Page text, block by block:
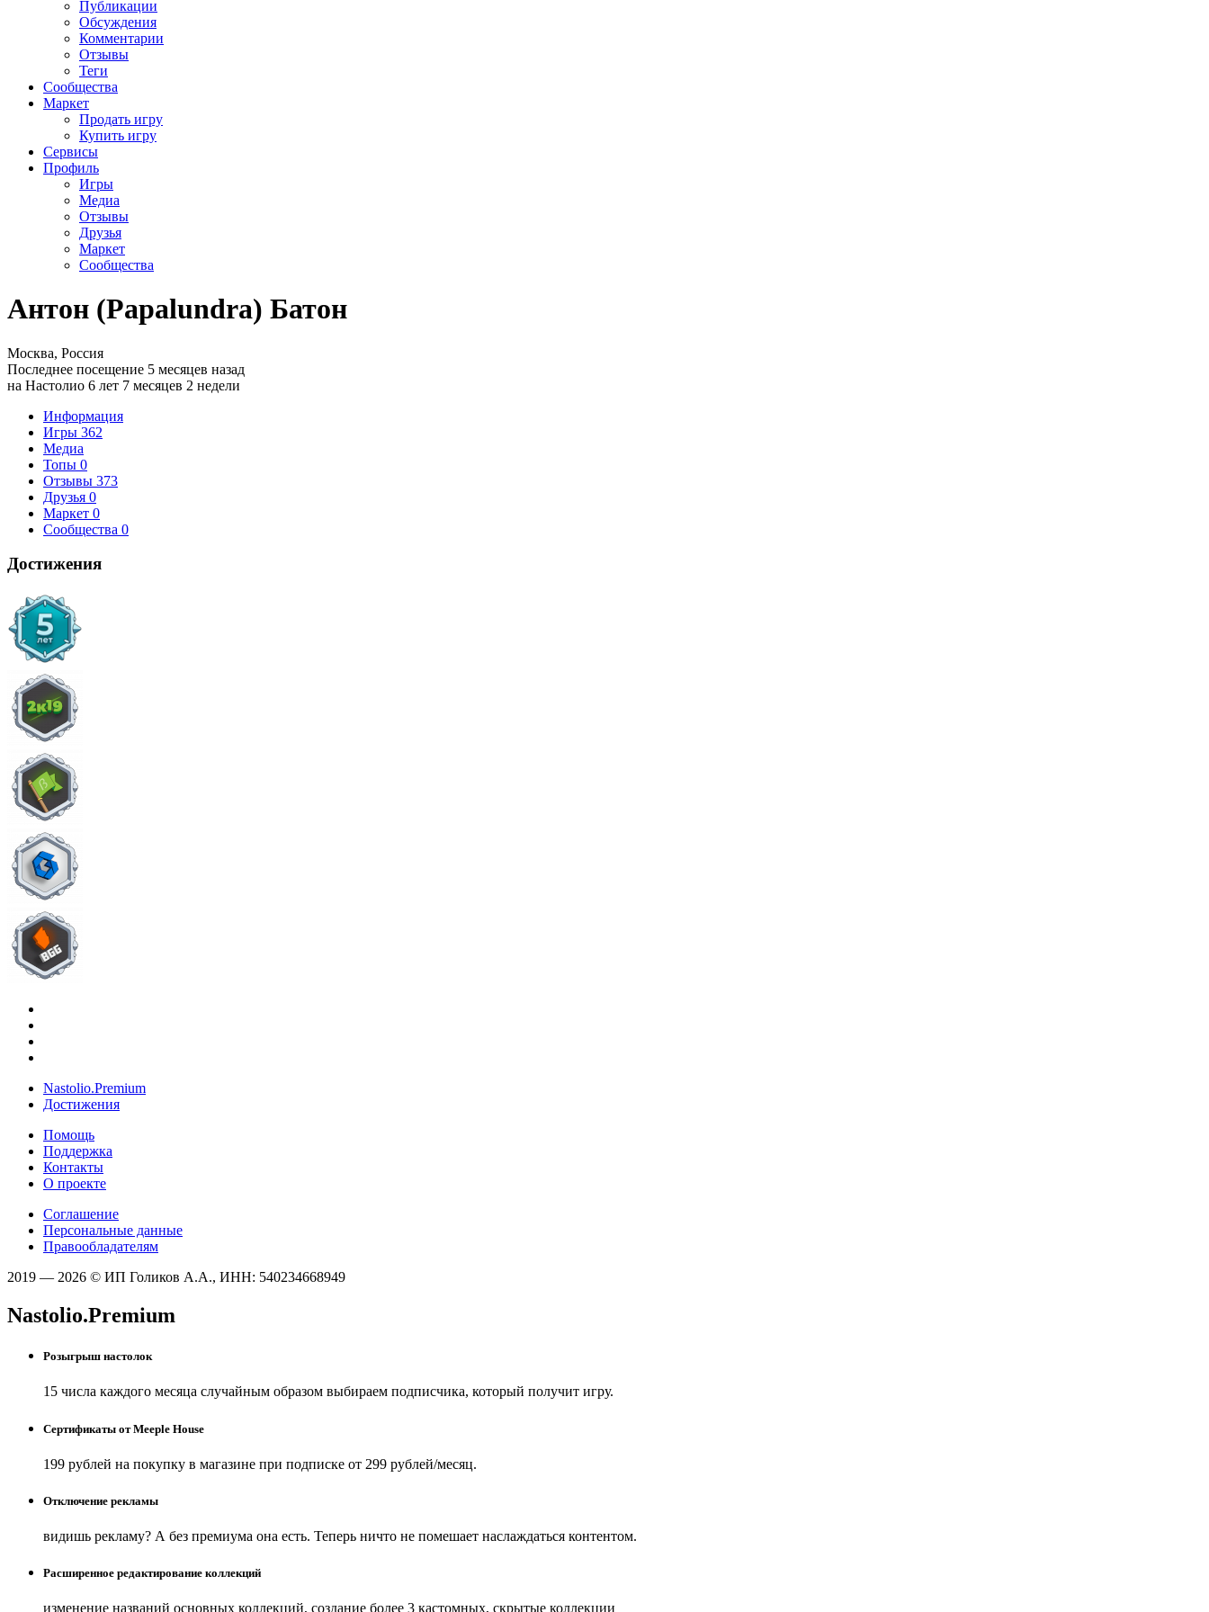
Публикации
Обсуждения
Комментарии
Отзывы
Теги
Сообщества
Маркет
Продать игру
Купить игру
Сервисы
Профиль
Игры
Медиа
Отзывы
Друзья
Маркет
Сообщества
Антон (Papalundra) Батон
Москва, Россия
Последнее посещение 5 месяцев назад
на Настолио 6 лет 7 месяцев 2 недели
Информация
Игры 362
Медиа
Топы 0
Отзывы 373
Друзья 0
Маркет 0
Сообщества 0
Достижения
Nastolio.Premium
Достижения
Помощь
Поддержка
Контакты
О проекте
Соглашение
Персональные данные
Правообладателям
2019 — 2026 © ИП Голиков А.А., ИНН: 540234668949
Nastolio.Premium
Розыгрыш настолок
15 числа каждого месяца случайным образом выбираем подписчика, который получит игру.
Сертификаты от Meeple House
199 рублей на покупку в магазине при подписке от 299 рублей/месяц.
Отключение рекламы
видишь рекламу? А без премиума она есть. Теперь ничто не помешает наслаждаться контентом.
Расширенное редактирование коллекций
изменение названий основных коллекций, создание более 3 кастомных, скрытые коллекции